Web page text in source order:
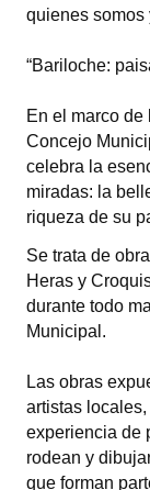
Informes de
Proyectos
Dictámenes
Actas de Sesión
Informes de
Ejecución
Actas de
NORMATIVA
Comunicaciones
Declaraciones
Resoluciones
quienes somos
“Bariloche:
En el marco de
Concejo
celebra la
miradas: la
riqueza de su
Se trata de
Heras y
durante todo
Municipal.
Las obras
artistas
experiencia de
rodean y
que forman